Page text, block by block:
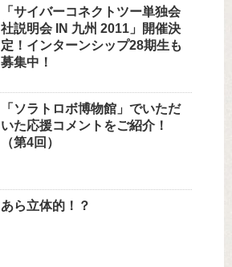
「サイバーコネクトツー単独会
社説明会 IN 九州 2011」開催決
定！インターンシップ28期生も
募集中！
「ソラトロボ博物館」でいただ
いた応援コメントをご紹介！
（第4回）
あら立体的！？